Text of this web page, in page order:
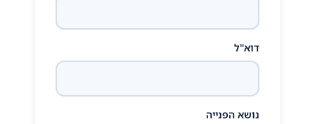
דוא"ל
נושא הפנייה